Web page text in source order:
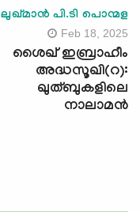
ലുഖ്മാന്‍ പി.ടി പൊന്മള
Feb 18, 2025
ശൈഖ് ഇബ്രാഹീം
അദ്ധസൂഖി(റ):
ഖുത്ബുകളിലെ
നാലാമന്‍